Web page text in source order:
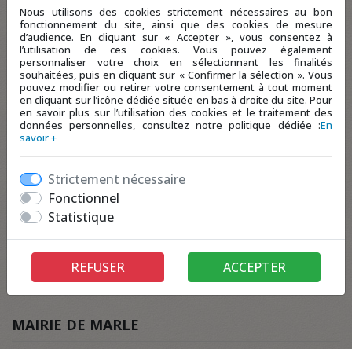
Nous utilisons des cookies strictement nécessaires au bon
fonctionnement du site, ainsi que des cookies de mesure
d’audience. En cliquant sur « Accepter », vous consentez à
l’utilisation de ces cookies. Vous pouvez également
personnaliser votre choix en sélectionnant les finalités
souhaitées, puis en cliquant sur « Confirmer la sélection ». Vous
pouvez modifier ou retirer votre consentement à tout moment
en cliquant sur l’icône dédiée située en bas à droite du site. Pour
en savoir plus sur l’utilisation des cookies et le traitement des
données personnelles, consultez notre politique dédiée :En
savoir +
Strictement nécessaire
Fonctionnel
Statistique
REFUSER ACCEPTER
MAIRIE DE MARLE